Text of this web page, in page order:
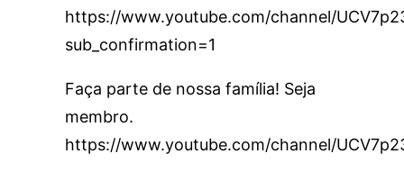
https://www.youtube.com/channel/
sub_confirmation=1
Faça parte de nossa família! Seja
membro.
https://www.youtube.com/channel/